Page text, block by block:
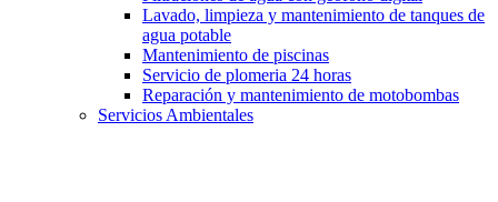
Lavado, limpieza y mantenimiento de tanques de
agua potable
Mantenimiento de piscinas
Servicio de plomeria 24 horas
Reparación y mantenimiento de motobombas
Servicios Ambientales